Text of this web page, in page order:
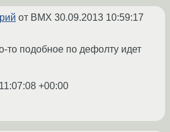
от BMX 30.09.2013 10:59:17
то подобное по дефолту идет
+00:00